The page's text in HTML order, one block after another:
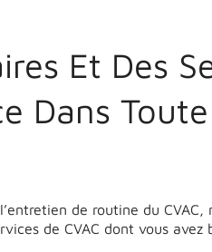
Et Des
Dans
de routine du CVAC,
de CVAC dont vous avez